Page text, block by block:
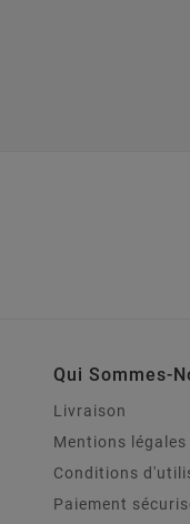
Qui Sommes-
Livraison
Mentions légales
Conditions
Paiement